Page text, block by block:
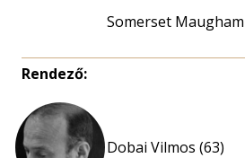
Somerset Maugham
Rendező:
Dobai Vilmos (63)